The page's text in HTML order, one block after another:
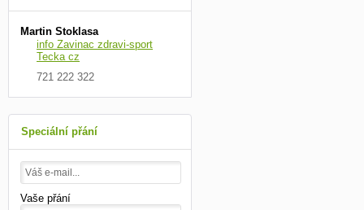
Martin Stoklasa
info Zavinac zdravi-sport
Tecka cz
721 222 322
Speciální přání
Vaše přání